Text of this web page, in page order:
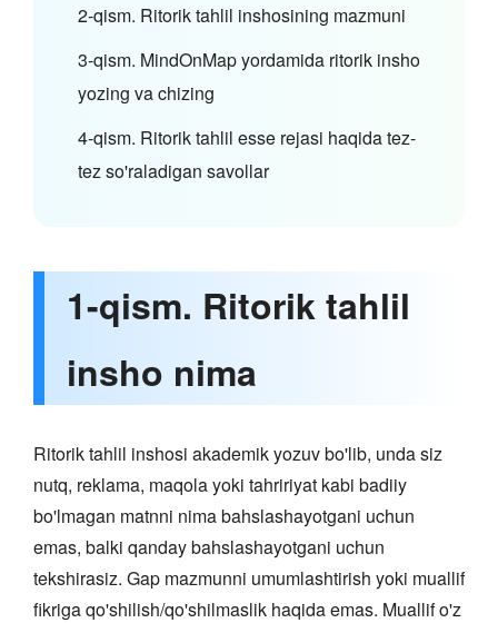
2-qism. Ritorik tahlil inshosining mazmuni
3-qism. MindOnMap yordamida ritorik insho
yozing va chizing
4-qism. Ritorik tahlil esse rejasi haqida tez-
tez so'raladigan savollar
1-qism. Ritorik tahlil
insho nima
Ritorik tahlil inshosi akademik yozuv bo'lib, unda siz
nutq, reklama, maqola yoki tahririyat kabi badiiy
bo'lmagan matnni nima bahslashayotgani uchun
emas, balki qanday bahslashayotgani uchun
tekshirasiz. Gap mazmunni umumlashtirish yoki muallif
fikriga qo'shilish/qo'shilmaslik haqida emas. Muallif o'z